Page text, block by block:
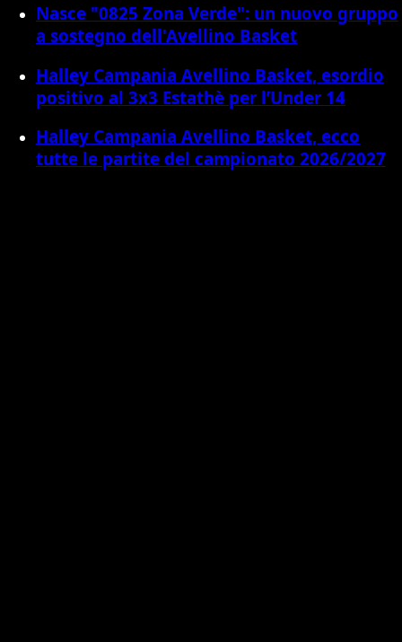
Nasce "0825 Zona Verde": un nuovo gruppo
a sostegno dell'Avellino Basket
Halley Campania Avellino Basket, esordio
positivo al 3x3 Estathè per l’Under 14
Halley Campania Avellino Basket, ecco
tutte le partite del campionato 2026/2027